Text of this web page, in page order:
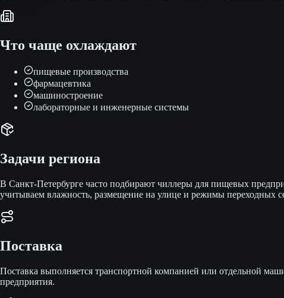
Что чаще охлаждают
пищевые производства
фармацевтика
машиностроение
лабораторные и инженерные системы
Задачи региона
В Санкт-Петербурге часто подбирают чиллеры для пищевых
учитываем влажность, размещение на улице и режимы переходных
Поставка
Поставка выполняется транспортной компанией или отдельной
предприятия.